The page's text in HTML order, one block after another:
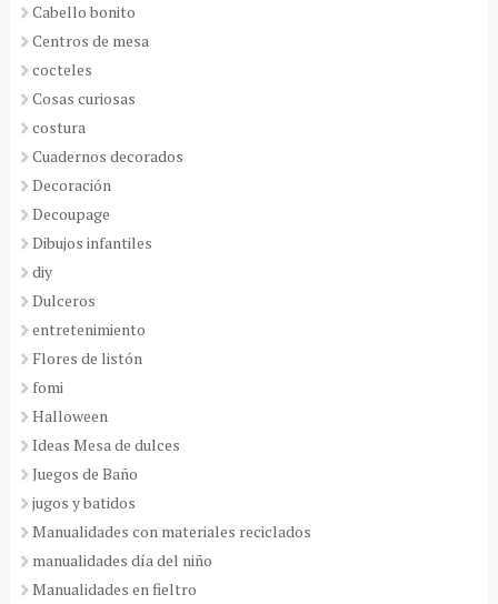
Cabello bonito
Centros de mesa
cocteles
Cosas curiosas
costura
Cuadernos decorados
Decoración
Decoupage
Dibujos infantiles
diy
Dulceros
entretenimiento
Flores de listón
fomi
Halloween
Ideas Mesa de dulces
Juegos de Baño
jugos y batidos
Manualidades con materiales reciclados
manualidades día del niño
Manualidades en fieltro